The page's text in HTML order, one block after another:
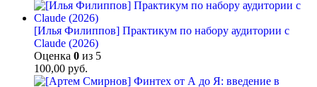
[Илья Филиппов] Практикум по набору аудитории с
Claude (2026)
Оценка 0 из 5
100,00 руб.